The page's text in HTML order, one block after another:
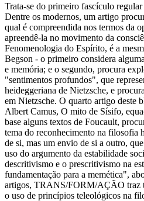
Trata-se do primeiro fascículo
Dentre os modernos, um artigo
qual é compreendida nos termos da
apreendê-la no movimento da
Fenomenologia do Espírito, é a
Begson - o primeiro considera
e memória; e o segundo, procura
"sentimentos profundos", que
heideggeriana de Nietzsche, e
em Nietzsche. O quarto artigo deste
Albert Camus, O mito de Sísifo,
base alguns textos de Foucault,
tema do reconhecimento na filosofia
de si, mas um envio de si a outro,
uso do argumento da estabilidade
descritivismo e o prescritivismo na
fundamentação para a memética",
artigos, TRANS/FORM/AÇÃO traz
o uso de princípios teleológicos na